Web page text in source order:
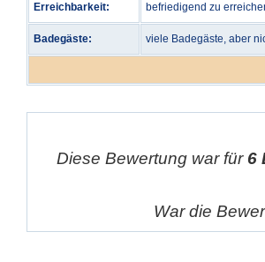
Erreichbarkeit: befriedigend zu
Badegäste: viele Badegäste, aber
Diese Bewertung war für 6
War die